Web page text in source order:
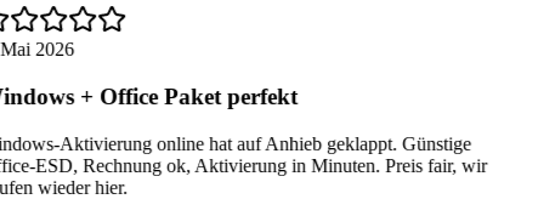
2026
+ Office Paket perfekt
Aktivierung online hat auf Anhieb geklappt. Günstige
ESD, Rechnung ok, Aktivierung in Minuten. Preis fair, wir
wieder hier.